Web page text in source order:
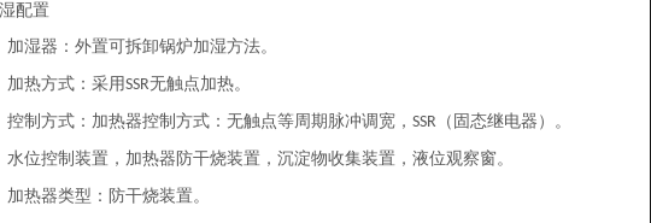
配置
加湿器：外置可拆卸锅炉加湿方法。
加热方式：采用SSR无触点加热。
控制方式：加热器控制方式：无触点等周期脉冲调宽， SSR （固态继电器）。
水位控制装置，加热器防干烧装置，沉淀物收集装置，液位观察窗。
加热器类型：防干烧装置。